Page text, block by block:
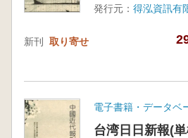
発行元： 得泓資訊有
新刊 取り寄せ
電子書籍・データベ
台湾日日新報(